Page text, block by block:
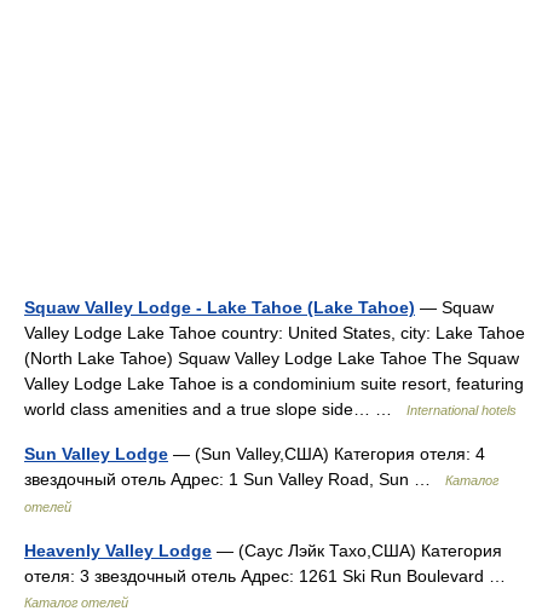
Squaw Valley Lodge - Lake Tahoe (Lake Tahoe) — Squaw
Valley Lodge Lake Tahoe country: United States, city: Lake Tahoe
(North Lake Tahoe) Squaw Valley Lodge Lake Tahoe The Squaw
Valley Lodge Lake Tahoe is a condominium suite resort, featuring
world class amenities and a true slope side… …
International hotels
Sun Valley Lodge — (Sun Valley,США) Категория отеля: 4
звездочный отель Адрес: 1 Sun Valley Road, Sun …
Каталог
отелей
Heavenly Valley Lodge — (Саус Лэйк Тахо,США) Категория
отеля: 3 звездочный отель Адрес: 1261 Ski Run Boulevard …
Каталог отелей